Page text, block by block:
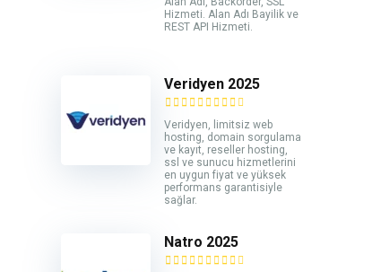
Hizmeti. Alan Adı Bayilik ve
REST API Hizmeti.
Veridyen 2025
Veridyen, limitsiz web
hosting, domain sorgulama
ve kayıt, reseller hosting,
ssl ve sunucu hizmetlerini
en uygun fiyat ve yüksek
performans garantisiyle
sağlar.
Natro 2025